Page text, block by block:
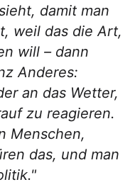
damit man
weil das die Art,
will – dann
Anderes:
an das Wetter,
zu reagieren.
Menschen,
das, und man